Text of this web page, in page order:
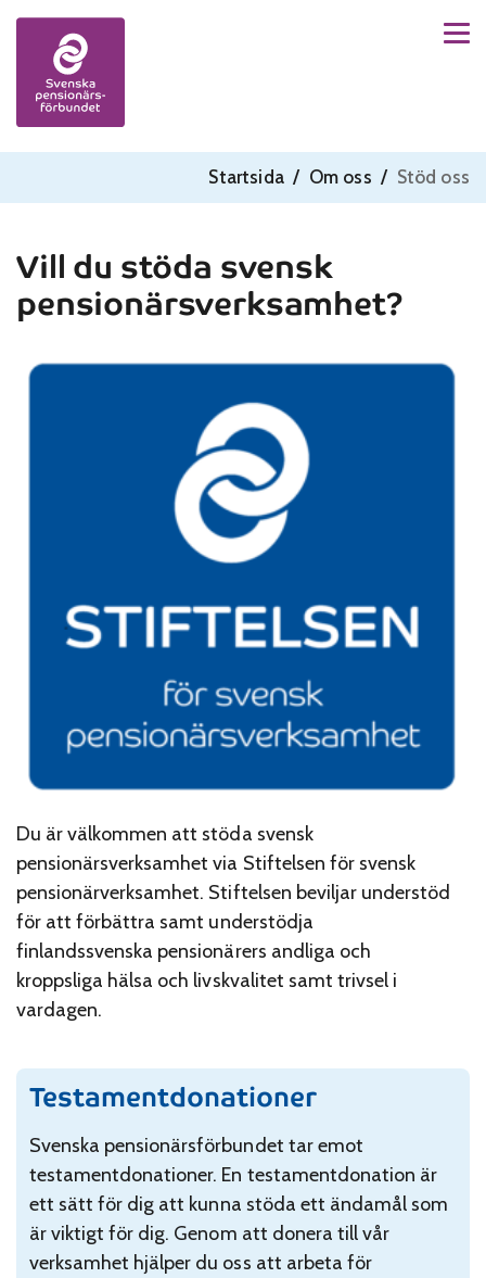
Skip to content
Startsida / Om oss / Stöd oss
Vill du stöda svensk
pensionärsverksamhet?
Du är välkommen att stöda svensk
pensionärsverksamhet via Stiftelsen för svensk
pensionärverksamhet. Stiftelsen beviljar understöd
för att förbättra samt understödja
finlandssvenska pensionärers andliga och
kroppsliga hälsa och livskvalitet samt trivsel i
vardagen.
Testamentdonationer
Svenska pensionärsförbundet tar emot
testamentdonationer. En testamentdonation är
ett sätt för dig att kunna stöda ett ändamål som
är viktigt för dig. Genom att donera till vår
verksamhet hjälper du oss att arbeta för